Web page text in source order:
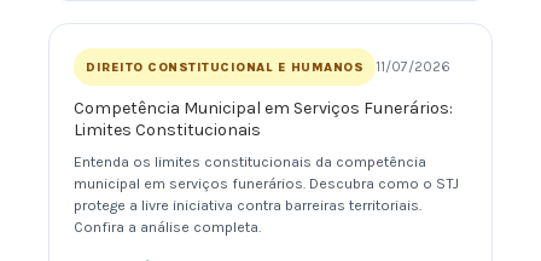
DIREITO CONSTITUCIONAL E HUMANOS 11/07/2026
Competência Municipal em Serviços Funerários:
Limites Constitucionais
Entenda os limites constitucionais da competência
municipal em serviços funerários. Descubra como o STJ
protege a livre iniciativa contra barreiras territoriais.
Confira a análise completa.